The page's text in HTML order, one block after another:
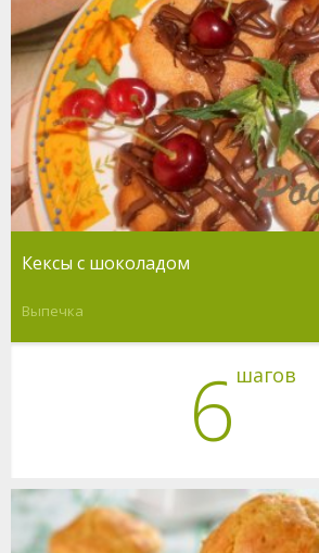
Кексы с шоколадом
Выпечка
6 шагов